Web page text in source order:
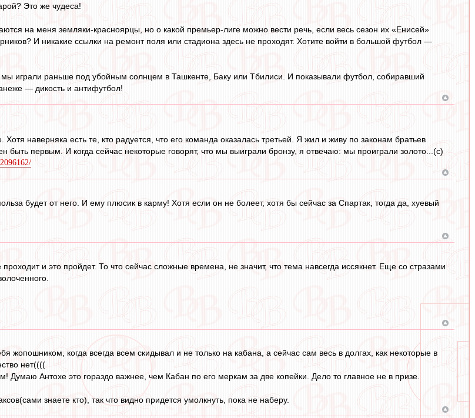
Это же чудеса!
на меня земляки-красноярцы, но о какой премьер-лиге можно вести речь, если весь сезон их «Енисей»
И никакие ссылки на ремонт поля или стадиона здесь не проходят. Хотите войти в большой футбол —
мы играли раньше под убойным солнцем в Ташкенте, Баку или Тбилиси. И показывали футбол, собиравший
— дикость и антифутбол!
наверняка есть те, кто радуется, что его команда оказалась третьей. Я жил и живу по законам братьев
быть первым. И когда сейчас некоторые говорят, что мы выиграли бронзу, я отвечаю: мы проиграли золото...(с)
будет от него. И ему плюсик в карму! Хотя если он не болеет, хотя бы сейчас за Спартак, тогда да, хуевый
и это пройдет. То что сейчас сложные времена, не значит, что тема навсегда иссякнет. Еще со стразами
жопошником, когда всегда всем скидывал и не только на кабана, а сейчас сам весь в долгах, как некоторые в
нет((((
Думаю Антохе это гораздо важнее, чем Кабан по его меркам за две копейки. Дело то главное не в призе.
знаете кто), так что видно придется умолкнуть, пока не наберу.